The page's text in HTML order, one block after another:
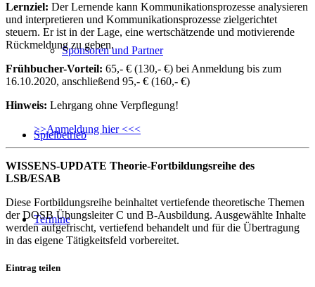
Sponsoren und Partner
Spielbetrieb
Termine
Lernziel: Der Lernende kann Kommunikationsprozesse analysieren
und interpretieren und Kommunikationsprozesse zielgerichtet
steuern. Er ist in der Lage, eine wertschätzende und motivierende
Rückmeldung zu geben.
Frühbucher-Vorteil: 65,- € (130,- €) bei Anmeldung bis zum
16.10.2020, anschließend 95,- € (160,- €)
Hinweis: Lehrgang ohne Verpflegung!
>>Anmeldung hier <<<
WISSENS-UPDATE Theorie-Fortbildungsreihe des
LSB/ESAB
Diese Fortbildungsreihe beinhaltet vertiefende theoretische Themen
der DOSB Übungsleiter C und B-Ausbildung. Ausgewählte Inhalte
werden aufgefrischt, vertiefend behandelt und für die Übertragung
in das eigene Tätigkeitsfeld vorbereitet.
Eintrag teilen